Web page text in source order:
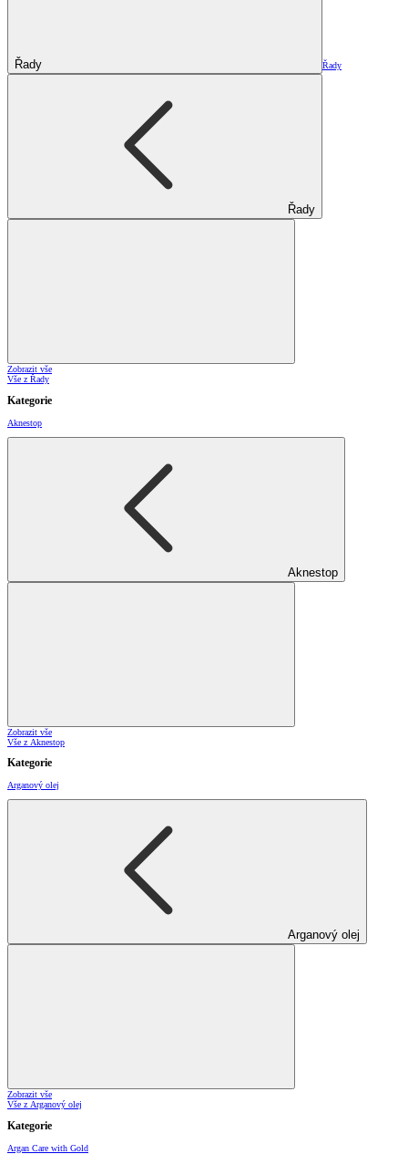
Řady Řady
Řady
Zobrazit vše
Vše z Řady
Kategorie
Aknestop
Aknestop
Zobrazit vše
Vše z Aknestop
Kategorie
Arganový olej
Arganový olej
Zobrazit vše
Vše z Arganový olej
Kategorie
Argan Care with Gold